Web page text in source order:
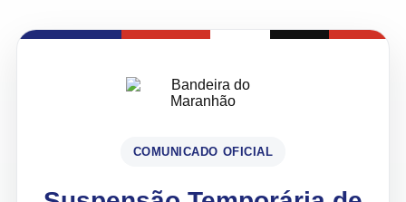
COMUNICADO OFICIAL